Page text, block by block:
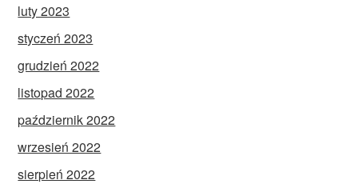
luty 2023
styczeń 2023
grudzień 2022
listopad 2022
październik 2022
wrzesień 2022
sierpień 2022